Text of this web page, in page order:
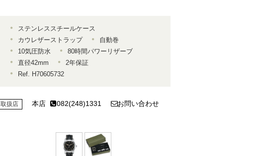
ステンレススチールケース
カウレザーストラップ
自動巻
10気圧防水
80時間パワーリザーブ
直径42mm
2年保証
Ref. H70605732
取扱店 本店 082(248)1331 お問い合わせ